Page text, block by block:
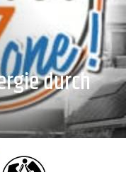
durch